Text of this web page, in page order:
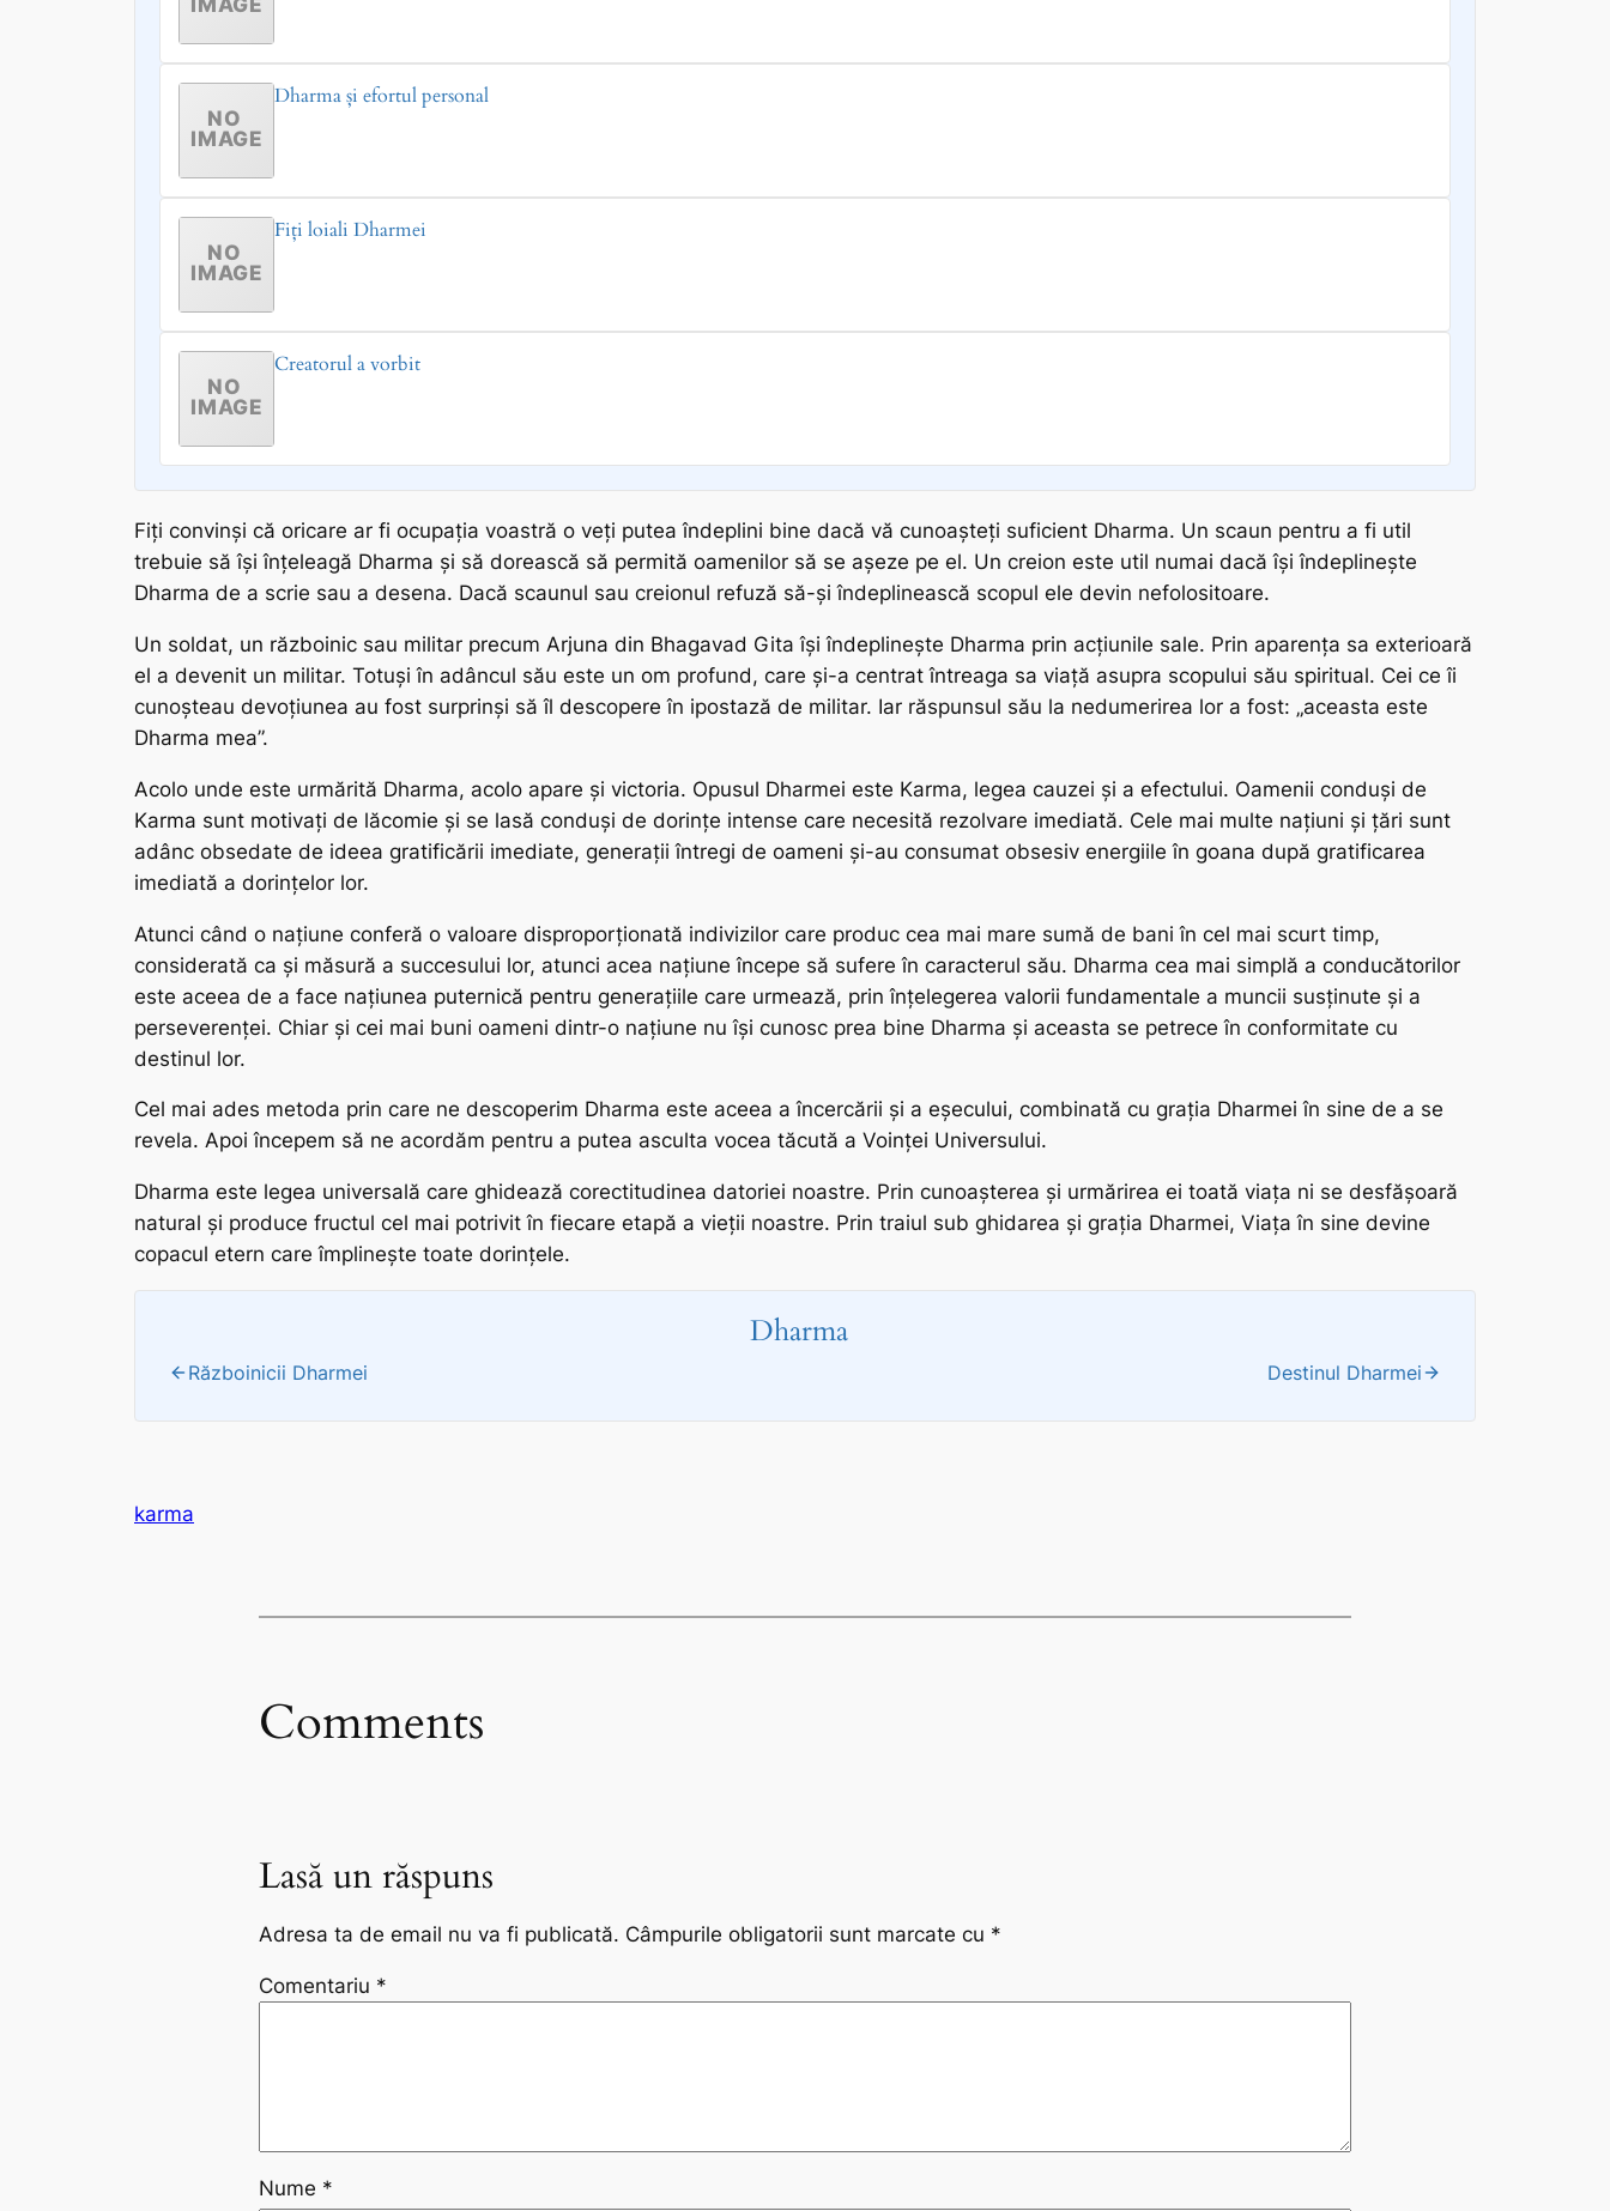
Dharma și efortul personal
Fiți loiali Dharmei
Creatorul a vorbit
Fiți convinși că oricare ar fi ocupația voastră o veți putea îndeplini bine dacă vă cunoașteți suficient Dharma. Un scaun pentru a fi util
trebuie să își înțeleagă Dharma și să dorească să permită oamenilor să se așeze pe el. Un creion este util numai dacă își îndeplinește
Dharma de a scrie sau a desena. Dacă scaunul sau creionul refuză să-și îndeplinească scopul ele devin nefolositoare.
Un soldat, un războinic sau militar precum Arjuna din Bhagavad Gita își îndeplinește Dharma prin acțiunile sale. Prin aparența sa exterioară
el a devenit un militar. Totuși în adâncul său este un om profund, care și-a centrat întreaga sa viață asupra scopului său spiritual. Cei ce îi
cunoșteau devoțiunea au fost surprinși să îl descopere în ipostază de militar. Iar răspunsul său la nedumerirea lor a fost: „aceasta este
Dharma mea”.
Acolo unde este urmărită Dharma, acolo apare și victoria. Opusul Dharmei este Karma, legea cauzei și a efectului. Oamenii conduși de
Karma sunt motivați de lăcomie și se lasă conduși de dorințe intense care necesită rezolvare imediată. Cele mai multe națiuni și țări sunt
adânc obsedate de ideea gratificării imediate, generații întregi de oameni și-au consumat obsesiv energiile în goana după gratificarea
imediată a dorințelor lor.
Atunci când o națiune conferă o valoare disproporționată indivizilor care produc cea mai mare sumă de bani în cel mai scurt timp,
considerată ca și măsură a succesului lor, atunci acea națiune începe să sufere în caracterul său. Dharma cea mai simplă a conducătorilor
este aceea de a face națiunea puternică pentru generațiile care urmează, prin înțelegerea valorii fundamentale a muncii susținute și a
perseverenței. Chiar și cei mai buni oameni dintr-o națiune nu își cunosc prea bine Dharma și aceasta se petrece în conformitate cu
destinul lor.
Cel mai ades metoda prin care ne descoperim Dharma este aceea a încercării și a eșecului, combinată cu grația Dharmei în sine de a se
revela. Apoi începem să ne acordăm pentru a putea asculta vocea tăcută a Voinței Universului.
Dharma este legea universală care ghidează corectitudinea datoriei noastre. Prin cunoașterea și urmărirea ei toată viața ni se desfășoară
natural și produce fructul cel mai potrivit în fiecare etapă a vieții noastre. Prin traiul sub ghidarea și grația Dharmei, Viața în sine devine
copacul etern care împlinește toate dorințele.
Dharma
Războinicii Dharmei Destinul Dharmei
karma
Comments
Lasă un răspuns
Adresa ta de email nu va fi publicată. Câmpurile obligatorii sunt marcate cu *
Comentariu *
Nume *